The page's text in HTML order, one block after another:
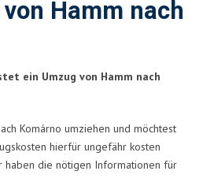
Hamm nach
ein Umzug von Hamm nach
Komárno umziehen und möchtest
hierfür ungefähr kosten
haben die nötigen Informationen für